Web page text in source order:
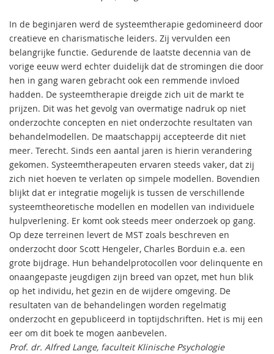
In de beginjaren werd de systeemtherapie gedomineerd door
creatieve en charismatische leiders. Zij vervulden een
belangrijke functie. Gedurende de laatste decennia van de
vorige eeuw werd echter duidelijk dat de stromingen die door
hen in gang waren gebracht ook een remmende invloed
hadden. De systeemtherapie dreigde zich uit de markt te
prijzen. Dit was het gevolg van overmatige nadruk op niet
onderzochte concepten en niet onderzochte resultaten van
behandelmodellen. De maatschappij accepteerde dit niet
meer. Terecht. Sinds een aantal jaren is hierin verandering
gekomen. Systeemtherapeuten ervaren steeds vaker, dat zij
zich niet hoeven te verlaten op simpele modellen. Bovendien
blijkt dat er integratie mogelijk is tussen de verschillende
systeemtheoretische modellen en modellen van individuele
hulpverlening. Er komt ook steeds meer onderzoek op gang.
Op deze terreinen levert de MST zoals beschreven en
onderzocht door Scott Hengeler, Charles Borduin e.a. een
grote bijdrage. Hun behandelprotocollen voor delinquente en
onaangepaste jeugdigen zijn breed van opzet, met hun blik
op het individu, het gezin en de wijdere omgeving. De
resultaten van de behandelingen worden regelmatig
onderzocht en gepubliceerd in toptijdschriften. Het is mij een
eer om dit boek te mogen aanbevelen.
Prof. dr. Alfred Lange, faculteit Klinische Psychologie